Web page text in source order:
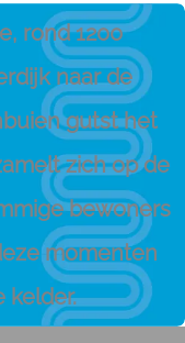
rond 1200
naar de
gutst het
zich op de
bewoners
momenten
kelder.